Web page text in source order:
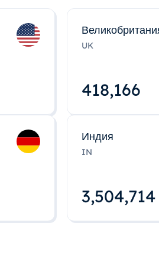
UK
418,167
Индия
IN
3,504,715